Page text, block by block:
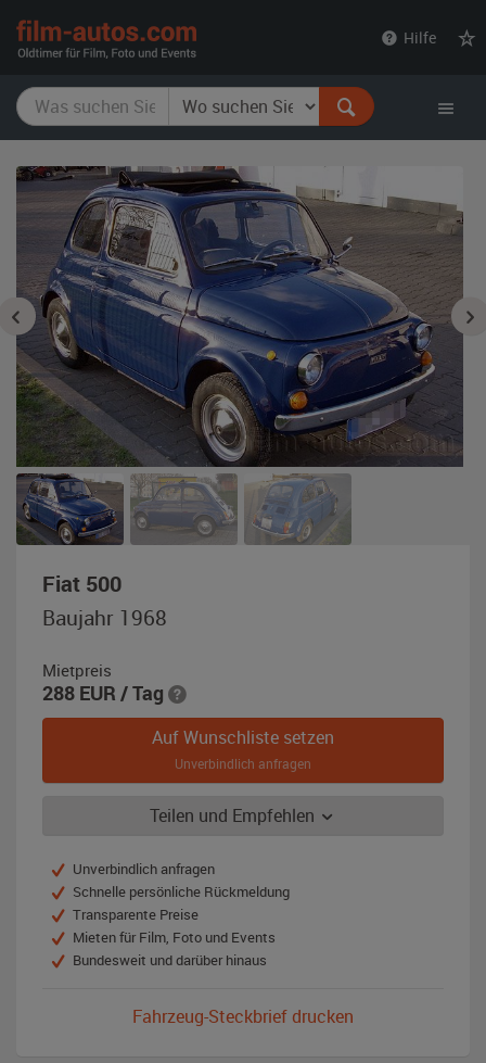
Hilfe
Fiat 500,
Baujahr
1968,
Baujahr 1968
Mietpreis
288 EUR / Tag
Auf Wunschliste setzen
Unverbindlich anfragen
Teilen und Empfehlen
Unverbindlich anfragen
Schnelle persönliche Rückmeldung
Transparente Preise
Mieten für Film, Foto und Events
Bundesweit und darüber hinaus
Fahrzeug-Steckbrief drucken